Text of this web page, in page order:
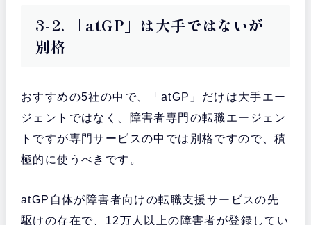
3-2. 「atGP」は大手ではないが
別格
おすすめの5社の中で、「atGP」だけは大手エー
ジェントではなく、障害者専門の転職エージェン
トですが専門サービスの中では別格ですので、積
極的に使うべきです。
atGP自体が障害者向けの転職支援サービスの先
駆けの存在で、12万人以上の障害者が登録してい